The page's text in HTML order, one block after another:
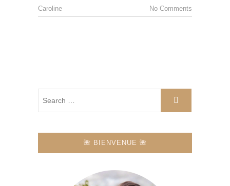
Caroline No Comments
🌺 BIENVENUE 🌺